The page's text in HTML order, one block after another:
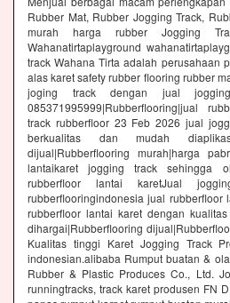
Rubber Mat, Rubber Jogging Track,
murah harga rubber Jogging
Wahanatirtaplayground
track Wahana Tirta adalah perusahaan
alas karet safety rubber flooring rubber
joging track dengan jual
085371995999|Rubberflooring|jual
track rubberfloor 23 Feb 2026 jual
berkualitas dan mudah
dijual|Rubberflooring murah|harga
lantaikaret jogging track sehingga
rubberfloor lantai karetJual
rubberflooringindonesia jual rubberfloor
rubberfloor lantai karet dengan
dihargai|Rubberflooring
Kualitas tinggi Karet Jogging Track
indonesian.alibaba Rumput buatan &
Rubber & Plastic Produces Co., Ltd.
runningtracks, track karet produsen FN